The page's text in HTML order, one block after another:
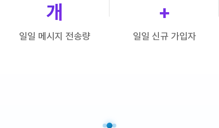
개
일일 메시지 전송량
+
일일 신규 가입자